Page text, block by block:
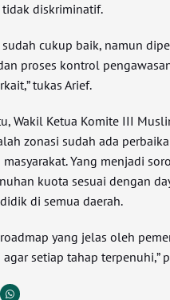
diskriminatif.
sudah cukup baik, namun
proses kontrol
tukas Arief.
Wakil Ketua Komite III
zonasi sudah ada
Yang menjadi
kuota sesuai dengan
di semua daerah.
yang jelas oleh
setiap tahap terpenuhi,”